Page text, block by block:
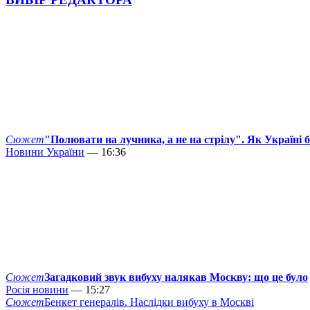
Сюжет"Полювати на лучника, а не на стрілу". Як Україні
Новини України — 16:36
СюжетЗагадковий звук вибуху налякав Москву: що це було
Росія новини — 15:27
СюжетБенкет генералів. Наслідки вибуху в Москві